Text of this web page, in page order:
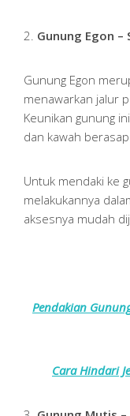
2. Gunung Egon –
Gunung Egon
menawarkan jalur
Keunikan gunung
dan kawah
Untuk mendaki ke
melakukannya
aksesnya mudah
Pendakian
Cara Hindari